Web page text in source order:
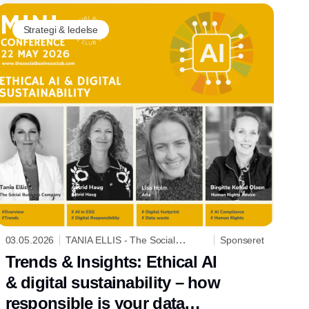
Strategi & ledelse
03.05.2026
TANIA ELLIS - The Social
Sponseret
Trends & Insights: Ethical AI
& digital sustainability – how
responsible is your data